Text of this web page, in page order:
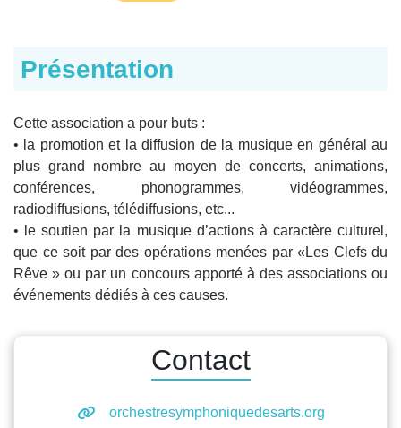
Présentation
Cette association a pour buts :
• la promotion et la diffusion de la musique en général au
plus grand nombre au moyen de concerts, animations,
conférences, phonogrammes, vidéogrammes,
radiodiffusions, télédiffusions, etc...
• le soutien par la musique d’actions à caractère culturel,
que ce soit par des opérations menées par «Les Clefs du
Rêve » ou par un concours apporté à des associations ou
événements dédiés à ces causes.
Contact
orchestresymphoniquedesarts.org